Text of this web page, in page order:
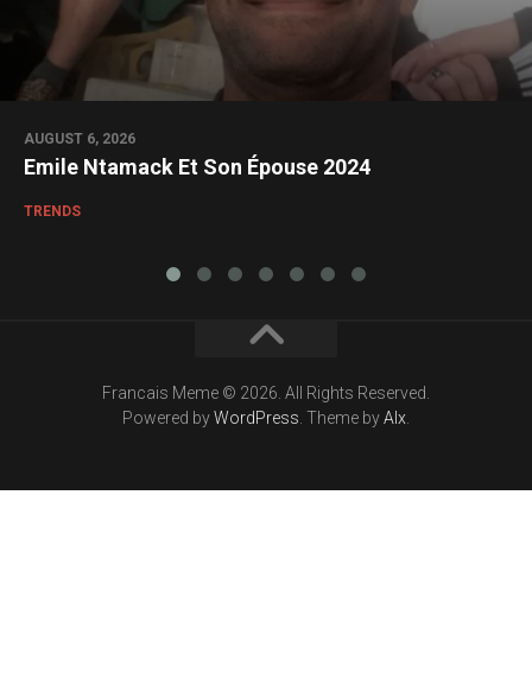
AUGUST 6, 2026
Emile Ntamack Et Son Épouse 2024
TRENDS
Francais Meme © 2026. All Rights Reserved.
Powered byWordPress . Theme byAlx